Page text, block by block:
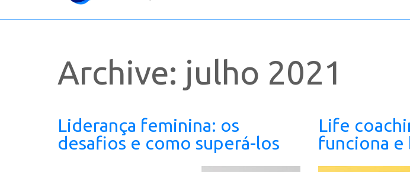
Archive: julho 2021
Liderança feminina: os
desafios e como superá-los
Life
funciona